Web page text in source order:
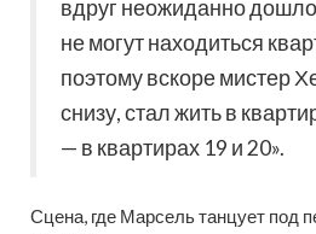
вдруг неожиданно
не могут находиться
поэтому вскоре мистер
снизу, стал жить в
— в квартирах 19 и 20».
Сцена, где Марсель танцует под